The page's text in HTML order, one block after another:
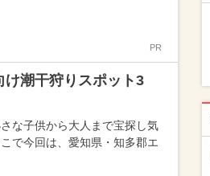
PR
け潮干狩りスポット3
な子供から大人まで宝探し気
で今回は、愛知県・知多郡エ